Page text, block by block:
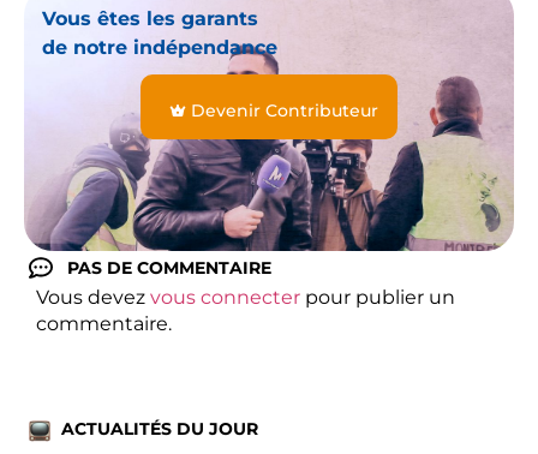
Vous êtes les garants
de notre indépendance
Devenir Contributeur
PAS DE COMMENTAIRE
Vous devez vous connecter pour publier un
commentaire.
ACTUALITÉS DU JOUR